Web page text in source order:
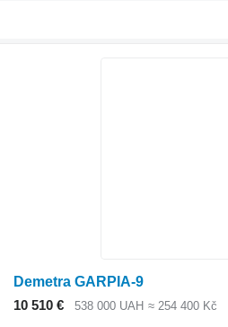
Demetra GARPIA-9
10 510 €
538 000 UAH ≈ 254 400 Kč